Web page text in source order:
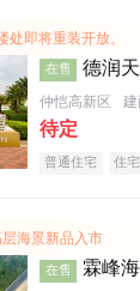
处即将重装开放。
在售 德润
仲恺高新区
待定
普通住宅 住
海景新品入市
在售 霖峰